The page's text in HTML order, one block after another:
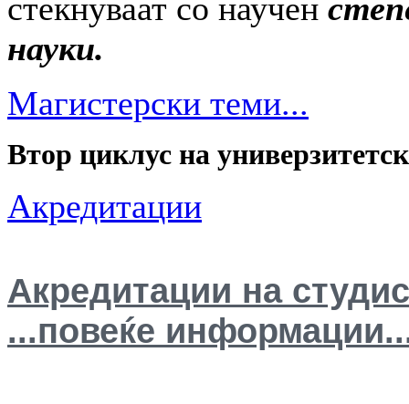
стекнуваат со научен
науки.
Магистерски теми...
Втор циклус на
Акредитации
Акредитации на
...повеќе